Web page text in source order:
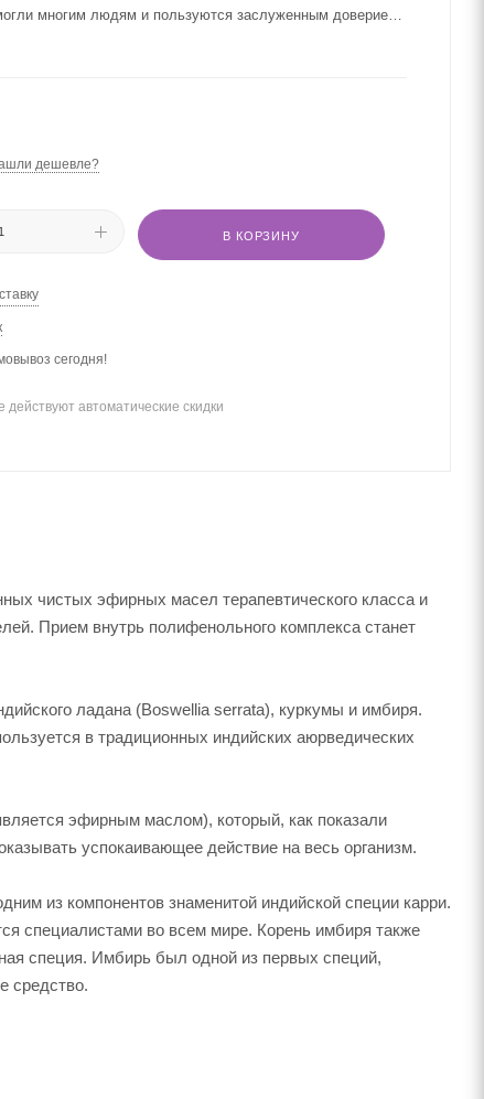
многим людям и пользуются заслуженным доверием
внутрь полифенольного комплекса станет прекрасным
дешевле?
В КОРЗИНУ
сегодня!
автоматические скидки
чистых эфирных масел терапевтического класса и
Прием внутрь полифенольного комплекса станет
ладана (Boswellia serrata), куркумы и имбиря.
в традиционных индийских аюрведических
эфирным маслом), который, как показали
успокаивающее действие на весь организм.
из компонентов знаменитой индийской специи карри.
специалистами во всем мире. Корень имбиря также
специя. Имбирь был одной из первых специй,
средство.